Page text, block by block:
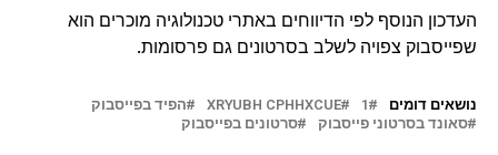
העדכון הנוסף לפי הדיווחים באתרי טכנולוגיה מוכרים הוא
שפייסבוק צפויה לשלב בסרטונים גם פרסומות.
נושאים דומים 1
XRYUBH CPHHXCUE
הפיד בפייסבוק
סאונד בסרטוני פייסבוק
סרטונים בפייסבוק